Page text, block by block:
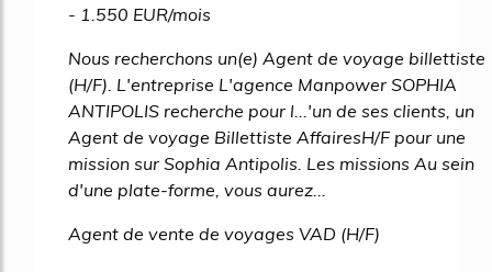
- 1.550 EUR/mois
Nous recherchons un(e) Agent de voyage billettiste
(H/F). L'entreprise L'agence Manpower SOPHIA
ANTIPOLIS recherche pour l...'un de ses clients, un
Agent de voyage Billettiste AffairesH/F pour une
mission sur Sophia Antipolis. Les missions Au sein
d'une plate-forme, vous aurez...
Agent de vente de voyages VAD (H/F)